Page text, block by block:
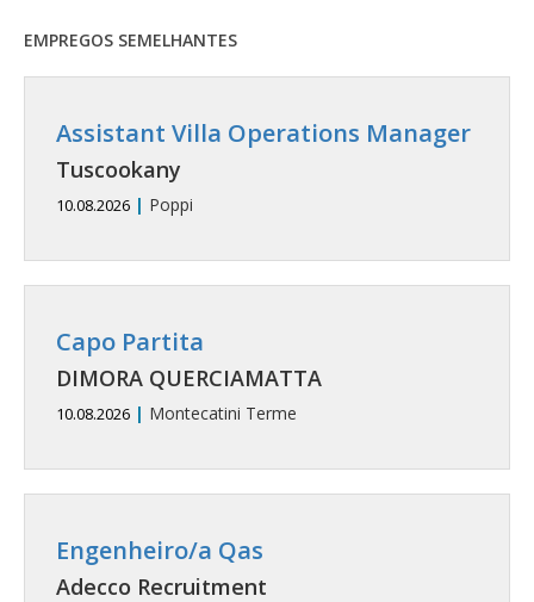
EMPREGOS SEMELHANTES
Assistant Villa Operations Manager
Tuscookany
10.08.2026 | Poppi
Capo Partita
DIMORA QUERCIAMATTA
10.08.2026 | Montecatini Terme
Engenheiro/a Qas
Adecco Recruitment